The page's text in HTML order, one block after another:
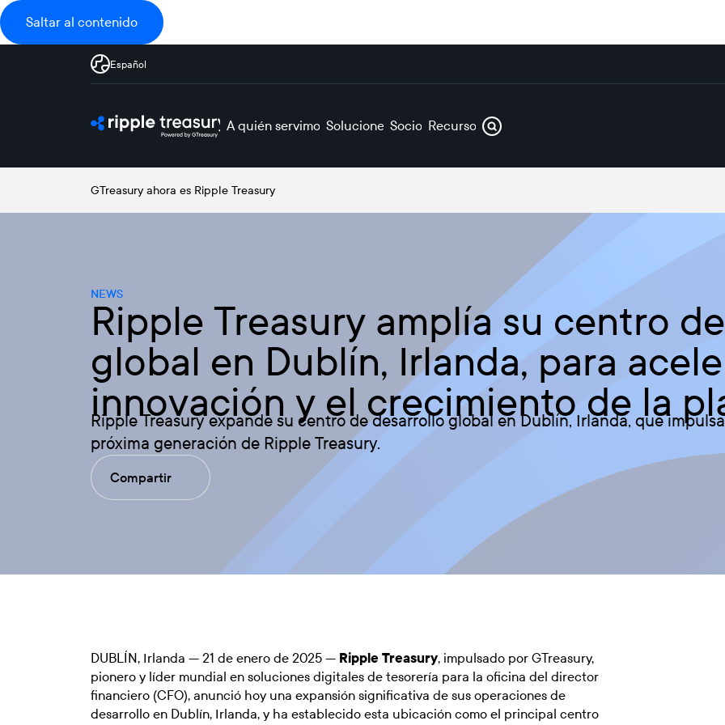
Saltar al contenido
Español
A quién servimos Soluciones Socios Recursos
GTreasury ahora es Ripple Treasury
NEWS
Ripple Treasury amplía su centro
global en Dublín, Irlanda, para
innovación y el crecimiento de la
Ripple Treasury expande su centro de desarrollo global en Dublín, Irlanda, que
próxima generación de Ripple Treasury.
Compartir
DUBLÍN, Irlanda — 21 de enero de 2025 — Ripple Treasury, impulsado por GTreasury,
pionero y líder mundial en soluciones digitales de tesorería para la oficina del director
financiero (CFO), anunció hoy una expansión significativa de sus operaciones de
desarrollo en Dublín, Irlanda, y ha establecido esta ubicación como el principal centro